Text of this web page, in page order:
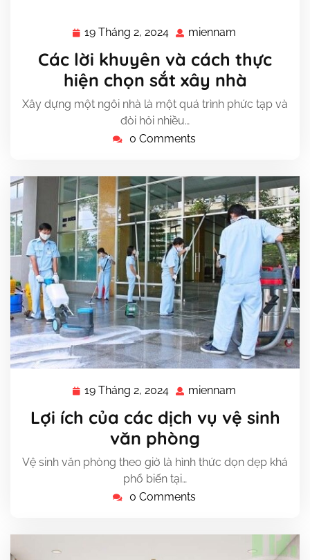
19 Tháng 2, 2024 19
Tháng
2,
2024
miennam
Các lời khuyên và cách thực
hiện chọn sắt xây nhà
Xây dựng một ngôi nhà là một quá trình phức tạp và
đòi hỏi nhiều…
0 Comments
19 Tháng 2, 2024 19
2,
2024
miennam
Lợi ích của các dịch vụ vệ sinh
văn phòng
Vệ sinh văn phòng theo giờ là hình thức dọn dẹp khá
phổ biến tại…
0 Comments